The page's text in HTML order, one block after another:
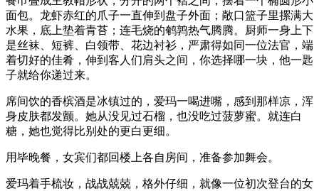
面包。龙虾赤红的爪子一直伸到盘子外面；敞口篮子里摞满大
水果，底上垫着青苔；连毛烧的鹌鹑热气腾腾。厨师一身上下
是丝袜、短裤、白领带、花边衬衫，严肃得如同一位法官，端
着切好的佳肴，伸到客人们肩头之间，你选择哪一块，他一匙
子就给你递过来。
席间饮的香槟酒是冰镇过的，爱玛一喝进嘴，感到那样凉，浑
身皮肤都发颤。她从没见过石榴，也没吃过菠萝蜜。就连白
糖，她也觉得比别处的更白更细。
用毕晚餐，女宾们都回楼上各自房间，准备参加舞会。
爱玛着手梳妆，战战兢兢，格外仔细，就像一位初次登台的女